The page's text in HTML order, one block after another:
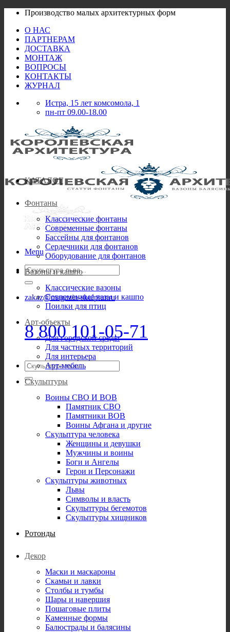
Skip
content
Производство малых архитектурных форм
О НАС
ПАРТНЕРАМ
ДОСТАВКА
МОНТАЖ
ВОПРОСЫ
КОНТАКТЫ
ЖУРНАЛ
Истра, 15 лет комсомола, 1
пн-пт 09.00-18.00
Menu
Искать:
zakaz@magazin-skulptur.ru
8 800 101-05-71
Искать:
КАТАЛОГ
Фонтаны
Классические фонтаны
Современные фонтаны
Бассейны для фонтанов
Сердечники для фонтанов
Оборудование для фонтанов
Вазоны и кашпо
Классические вазоны
Современные вазы и кашпо
Поилки для птиц
Арт-объекты
Для городской среды
Для частных территорий
Для интерьера
Арт-мебель
Скульптуры
Воины СВО И ВОВ
Памятник СВО
Памятники ВОВ
Воины Афгана и другие
Скульптура человека
Женщины и девушки
Мужчины и воины
Боги и Ангелы
Герои и Персонажи
Скульптуры животных
Львы
Символы и власть
Скульптуры бегемотов
Скульптуры хищников
Ротонды
Декор
Маски и маскароны
Скамьи и лавки
Столбы и тумбы
Шары и навершия
Пошаговые плиты
Каменные формы
Балюстрады и балясины